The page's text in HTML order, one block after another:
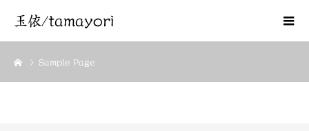
玉依/tamayori
Sample Page